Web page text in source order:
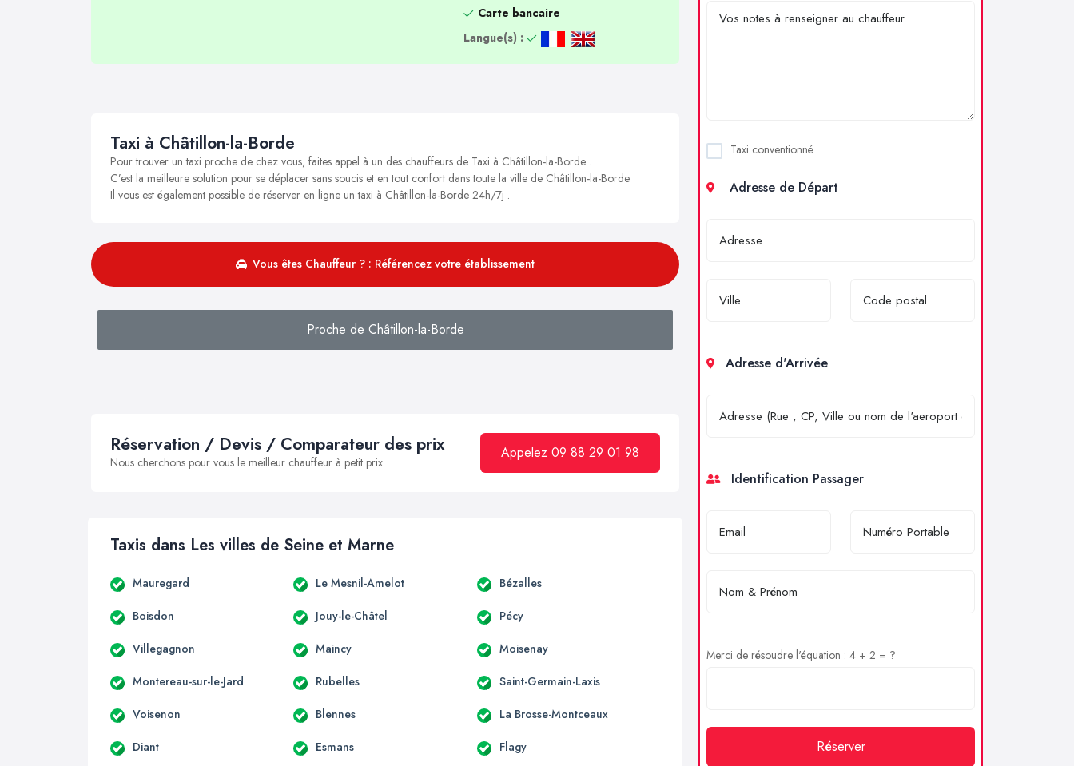
Carte bancaire
Langue(s) :
Taxi à Châtillon-la-Borde
Pour trouver un taxi proche de chez vous, faites appel à un des chauffeurs de Taxi à Châtillon-la-Borde .
C’est la meilleure solution pour se déplacer sans soucis et en tout confort dans toute la ville de Châtillon-la-Borde.
Il vous est également possible de réserver en ligne un taxi à Châtillon-la-Borde 24h/7j .
Vous êtes Chauffeur ? : Référencez votre établissement
Proche de Châtillon-la-Borde
Réservation / Devis / Comparateur des prix
Nous cherchons pour vous le meilleur chauffeur à petit prix
Appelez 09 88 29 01 98
Taxis dans Les villes de Seine et Marne
Mauregard Le Mesnil-Amelot Bézalles
Boisdon Jouy-le-Châtel Pécy
Villegagnon Maincy Moisenay
Montereau-sur-le-Jard Rubelles Saint-Germain-Laxis
Voisenon Blennes La Brosse-Montceaux
Diant Esmans Flagy
Taxi conventionné
Adresse de Départ
Adresse d'Arrivée
Identification Passager
Merci de résoudre l'équation : 4 + 2 = ?
Réserver